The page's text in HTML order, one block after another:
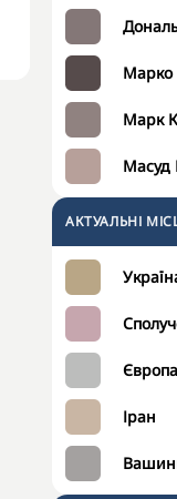
Марко
Марк
Масуд
АКТУАЛЬНІ
Європа
Іран